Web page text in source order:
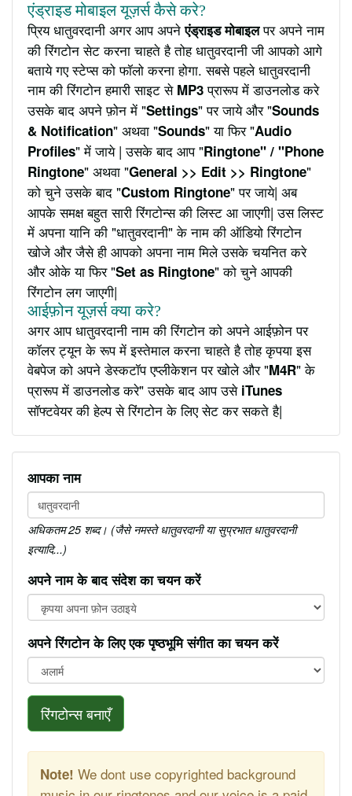
एंड्राइड मोबाइल यूज़र्स कैसे करे?
प्रिय धातुवरदानी अगर आप अपनेएंड्राइड मोबाइलपर अपने नाम
की रिंगटोन सेट करना चाहते है तोह धातुवरदानी जी आपको आगे
बताये गए स्टेप्स को फॉलो करना होगा. सबसे पहले धातुवरदानी
नाम की रिंगटोन हमारी साइट से MP3प्रारूप में डाउनलोड करे
उसके बाद अपने फ़ोन में "Settings" पर जाये और "Sounds
& Notification" अथवा "Sounds" या फिर "Audio
Profiles" में जाये | उसके बाद आप "Ringtone" / "Phone
Ringtone" अथवा "General >> Edit >> Ringtone"
को चुने उसके बाद "Custom Ringtone" पर जाये| अब
आपके समक्ष बहुत सारी रिंगटोन्स की लिस्ट आ जाएगी| उस लिस्ट
में अपना यानि की "धातुवरदानी" के नाम की ऑडियो रिंगटोन
खोजे और जैसे ही आपको अपना नाम मिले उसके चयनित करे
और ओके या फिर "Set as Ringtone" को चुने आपकी
रिंगटोन लग जाएगी|
आईफ़ोन यूज़र्स क्या करे?
अगर आप धातुवरदानी नाम की रिंगटोन को अपने आईफ़ोन पर
कॉलर ट्यून के रूप में इस्तेमाल करना चाहते है तोह कृपया इस
वेबपेज को अपने डेस्कटॉप एप्लीकेशन पर खोले और "M4R" के
प्रारूप में डाउनलोड करे" उसके बाद आप उसे iTunes
सॉफ्टवेयर की हेल्प से रिंगटोन के लिए सेट कर सकते है|
आपका नाम
अधिकतम 25 शब्द। (जैसे नमस्ते धातुवरदानी या सुप्रभात धातुवरदानी
इत्यादि...)
अपने नाम के बाद संदेश का चयन करें
अपने रिंगटोन के लिए एक पृष्ठभूमि संगीत का चयन करें
रिंगटोन्स बनाएँ
Note! We dont use copyrighted background